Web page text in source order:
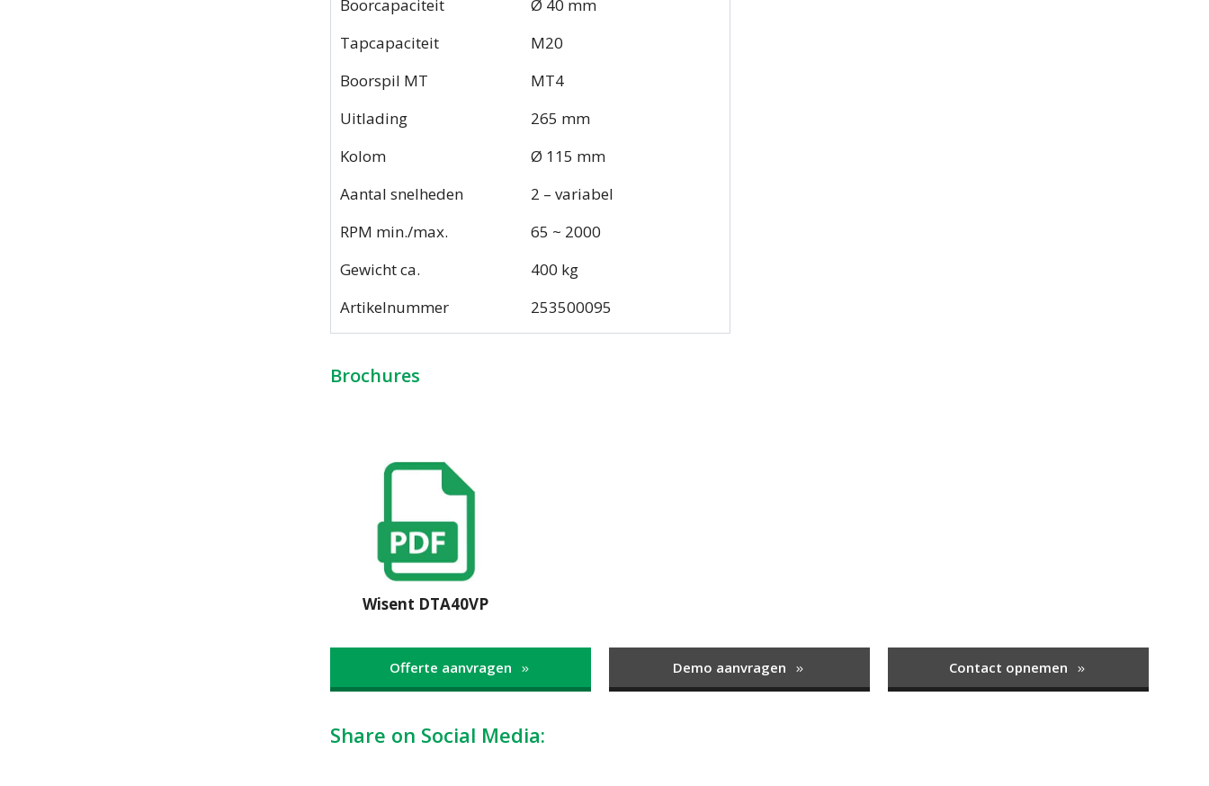
Boorcapaciteit
Ø 40 mm
Tapcapaciteit
M20
Boorspil MT
MT4
Uitlading
265 mm
Kolom
Ø 115 mm
Aantal snelheden
2 – variabel
RPM min./max.
65 ~ 2000
Gewicht ca.
400 kg
Artikelnummer
253500095
Brochures
Wisent DTA40VP
Offerte aanvragen Demo aanvragen Contact opnemen
Share on Social Media: